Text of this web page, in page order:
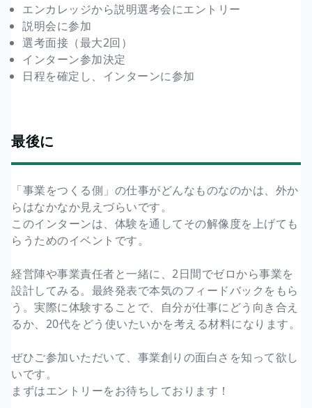
エンカレッジから説明選考会にエントリー
説明会に参加
選考面接（最大2回）
インターン参加決定
日程を確定し、インターンに参加
最後に
「事業をつくる側」の仕事がどんなものなのかは、外か
らはなかなか見えづらいです。
このインターンは、体験を通してその解像度を上げても
らうためのイベントです。
経営陣や事業責任者と一緒に、2日間でゼロから事業を
設計してみる。最終発表で本気のフィードバックをもら
う。実際に体験することで、自分が仕事にどう向き合え
るか、20代をどう使いたいかを考える材料になります。
ぜひご参加いただいて、事業創りの面白さを知って欲し
いです。
まずはエントリーをお待ちしております！